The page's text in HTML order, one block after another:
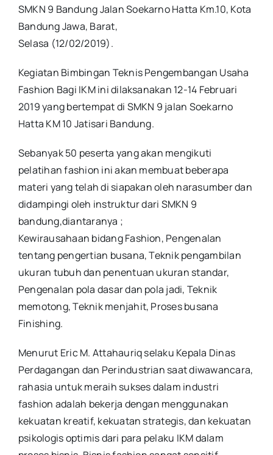
SMKN 9 Bandung Jalan Soekarno Hatta Km.10, Kota
Bandung Jawa, Barat,
Selasa (12/02/2019).
Kegiatan Bimbingan Teknis Pengembangan Usaha
Fashion Bagi IKM ini dilaksanakan 12-14 Februari
2019 yang bertempat di SMKN 9 jalan Soekarno
Hatta KM 10 Jatisari Bandung.
Sebanyak 50 peserta yang akan mengikuti
pelatihan fashion ini akan membuat beberapa
materi yang telah di siapakan oleh narasumber dan
didampingi oleh instruktur dari SMKN 9
bandung,diantaranya ;
Kewirausahaan bidang Fashion, Pengenalan
tentang pengertian busana, Teknik pengambilan
ukuran tubuh dan penentuan ukuran standar,
Pengenalan pola dasar dan pola jadi, Teknik
memotong, Teknik menjahit, Proses busana
Finishing.
Menurut Eric M. Attahauriq selaku Kepala Dinas
Perdagangan dan Perindustrian saat diwawancara,
rahasia untuk meraih sukses dalam industri
fashion adalah bekerja dengan menggunakan
kekuatan kreatif, kekuatan strategis, dan kekuatan
psikologis optimis dari para pelaku IKM dalam